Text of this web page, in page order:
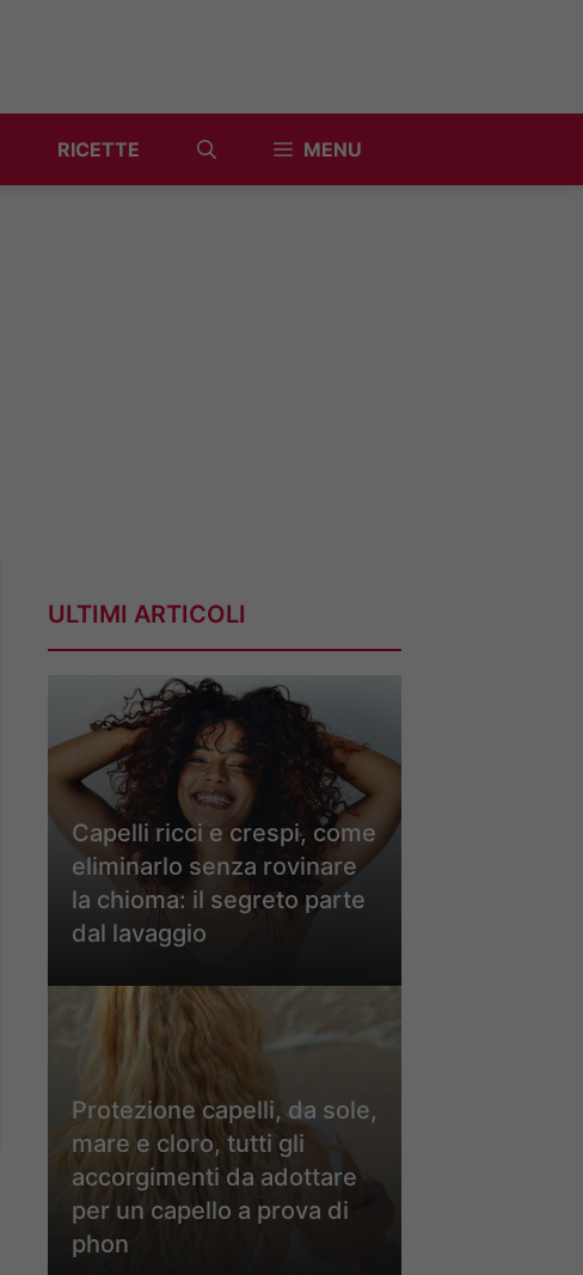
RICETTE MENU
ULTIMI ARTICOLI
Capelli ricci e crespi, come
eliminarlo senza rovinare
la chioma: il segreto parte
dal lavaggio
Protezione capelli, da sole,
mare e cloro, tutti gli
accorgimenti da adottare
per un capello a prova di
phon